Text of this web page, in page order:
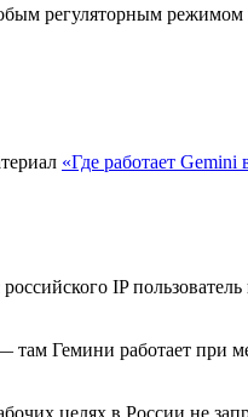
регуляторным
«Где работает
IP
Гемини работает при
целях в России не